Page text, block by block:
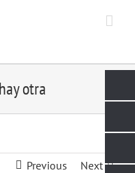
otra
Previous Next